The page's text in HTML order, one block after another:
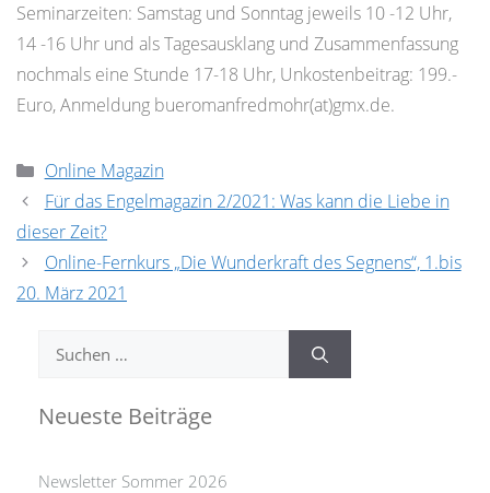
Seminarzeiten: Samstag und Sonntag jeweils 10 -12 Uhr,
14 -16 Uhr und als Tagesausklang und Zusammenfassung
nochmals eine Stunde 17-18 Uhr, Unkostenbeitrag: 199.-
Euro, Anmeldung bueromanfredmohr(at)gmx.de.
Kategorien
Online Magazin
Für das Engelmagazin 2/2021: Was kann die Liebe in
dieser Zeit?
Online-Fernkurs „Die Wunderkraft des Segnens“, 1.bis
20. März 2021
Suchen
Neueste Beiträge
Newsletter Sommer 2026